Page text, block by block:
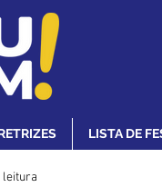
LISTA DE
leitura